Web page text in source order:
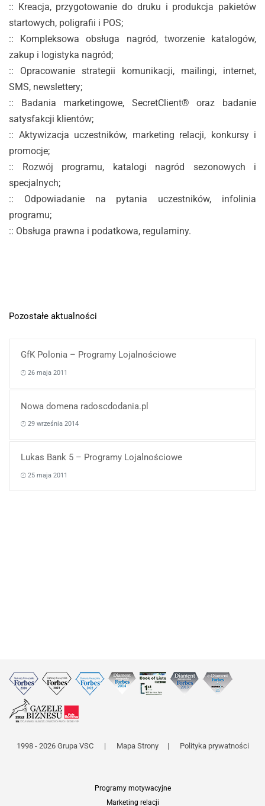
:: Kreacja, przygotowanie do druku i produkcja pakietów
startowych, poligrafii i POS;
:: Kompleksowa obsługa nagród, tworzenie katalogów,
zakup i logistyka nagród;
:: Opracowanie strategii komunikacji, mailingi, internet,
SMS, newslettery;
:: Badania marketingowe, SecretClient® oraz badanie
satysfakcji klientów;
:: Aktywizacja uczestników, marketing relacji, konkursy i
promocje;
:: Rozwój programu, katalogi nagród sezonowych i
specjalnych;
:: Odpowiadanie na pytania uczestników, infolinia
programu;
:: Obsługa prawna i podatkowa, regulaminy.
Pozostałe aktualności
GfK Polonia – Programy Lojalnościowe
26 maja 2011
Nowa domena radoscdodania.pl
29 września 2014
Lukas Bank 5 – Programy Lojalnościowe
25 maja 2011
1998 - 2026 Grupa VSC | Mapa Strony | Polityka prywatności
Programy motywacyjne
Marketing relacji